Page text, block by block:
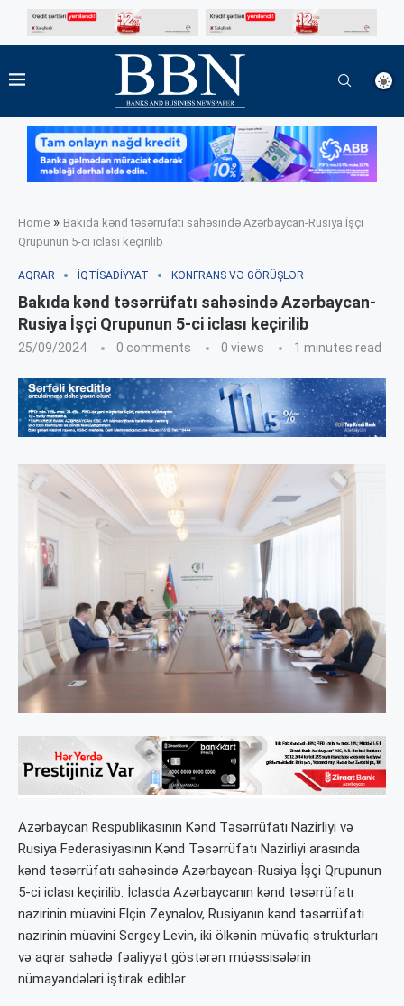
Home » Bakıda kənd təsərrüfatı sahəsində Azərbaycan-Rusiya İşçi
Qrupunun 5-ci iclası keçirilib
AQRAR İQTISADIYYAT KONFRANS VƏ GÖRÜŞLƏR
Bakıda kənd təsərrüfatı sahəsində Azərbaycan-
Rusiya İşçi Qrupunun 5-ci iclası keçirilib
25/09/2024 0 comments 0 views 1 minutes read
Azərbaycan Respublikasının Kənd Təsərrüfatı Nazirliyi və
Rusiya Federasiyasının Kənd Təsərrüfatı Nazirliyi arasında
kənd təsərrüfatı sahəsində Azərbaycan-Rusiya İşçi Qrupunun
5-ci iclası keçirilib. İclasda Azərbaycanın kənd təsərrüfatı
nazirinin müavini Elçin Zeynalov, Rusiyanın kənd təsərrüfatı
nazirinin müavini Sergey Levin, iki ölkənin müvafiq strukturları
və aqrar sahədə fəaliyyət göstərən müəssisələrin
nümayəndələri iştirak ediblər.